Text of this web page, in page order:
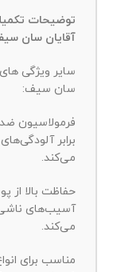
آقایان سان
سان سیف:
فرمولاسیون
برابر
می‌کند.
آسیب‌های
می‌کند.
مناسب برای